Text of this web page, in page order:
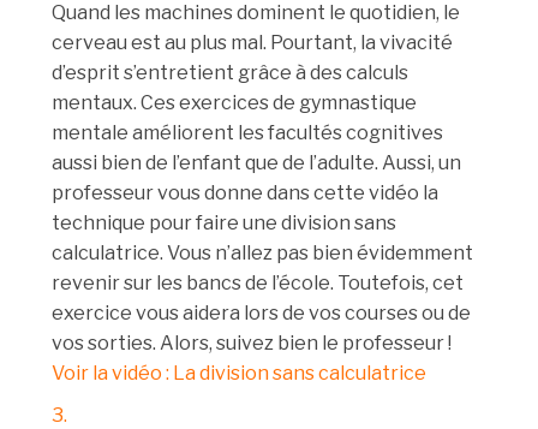
Quand les machines dominent le quotidien, le
cerveau est au plus mal. Pourtant, la vivacité
d’esprit s’entretient grâce à des calculs
mentaux. Ces exercices de gymnastique
mentale améliorent les facultés cognitives
aussi bien de l’enfant que de l’adulte. Aussi, un
professeur vous donne dans cette vidéo la
technique pour faire une division sans
calculatrice. Vous n’allez pas bien évidemment
revenir sur les bancs de l’école. Toutefois, cet
exercice vous aidera lors de vos courses ou de
vos sorties. Alors, suivez bien le professeur !
Voir la vidéo : La division sans calculatrice
3.